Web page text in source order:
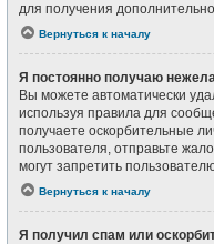
для получения
Вернуться к началу
Я постоянно получаю
Вы можете автоматически
используя правила для
получаете оскорбительные
пользователя, отправьте
могут запретить
Вернуться к началу
Я получил спам или